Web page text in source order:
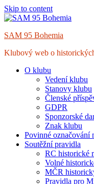
Skip to content
SAM 95 Bohemia
Klubový web o
O klubu
Vedení klubu
Stanovy klubu
Členské
GDPR
Sponzorské
Znak klubu
Povinné označování
Soutěžní pravidla
RC historické
Volné
MČR
Pravidla pro